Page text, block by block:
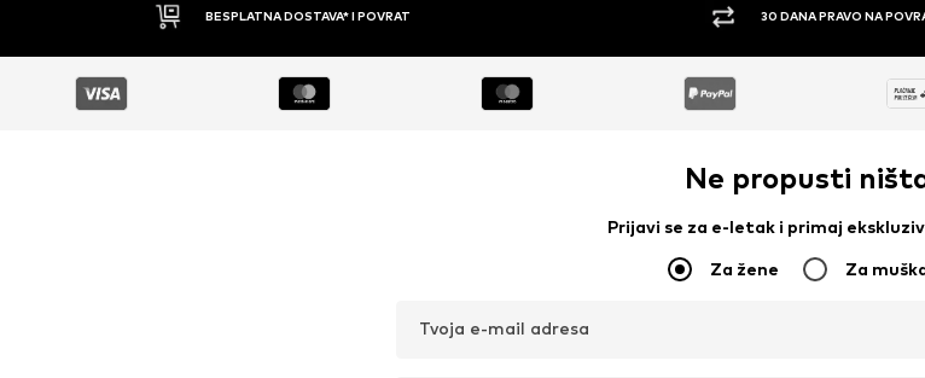
BESPLATNA DOSTAVA* I POVRAT 30 DANA PRAVO NA
Ne propusti
Prijavi se za e-letak i primaj
Za žene Za
Tvoja e-mail adresa